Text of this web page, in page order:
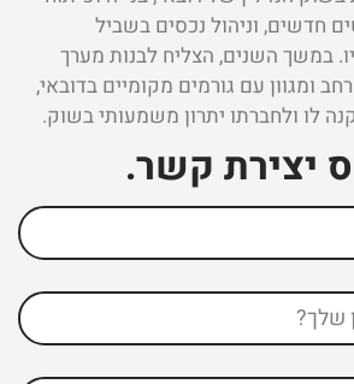
חדשים, וניהול נכסים בשביל
במשך השנים, הצליח לבנות מערך
ומגוון עם גורמים מקומיים בדובאי,
לו ולחברתו יתרון משמעותי בשוק.
יצירת קשר ​.